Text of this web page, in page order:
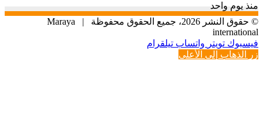
منذ يوم واحد
© حقوق النشر 2026، جميع الحقوق محفوظة |
Maraya
international
فيسبوك تويتر واتساب تيلقرام
زر الذهاب إلى الأعلى